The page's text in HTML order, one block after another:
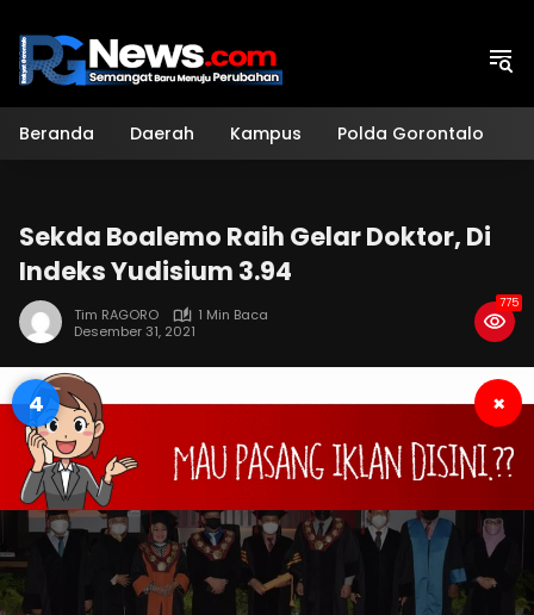
konten
Beranda Daerah Kampus Polda Gorontalo
Sekda Boalemo Raih Gelar Doktor, Di
Indeks Yudisium 3.94
Tim RAGORO
1 Min Baca
Desember 31, 2021
775
3 ×